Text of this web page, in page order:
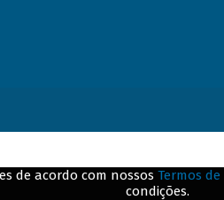
de acordo com nossos Termos
condições.